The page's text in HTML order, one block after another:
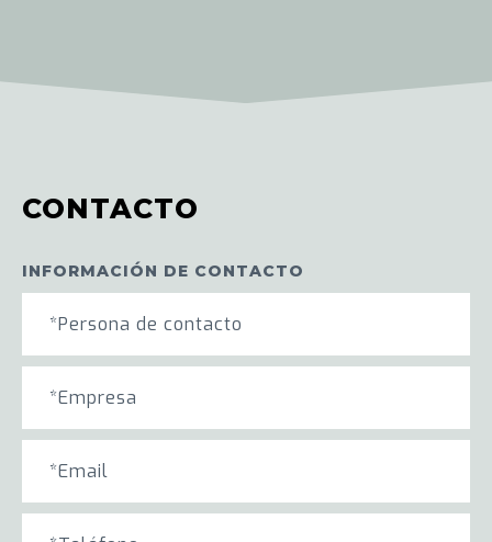
CONTACTO
INFORMACIÓN DE CONTACTO